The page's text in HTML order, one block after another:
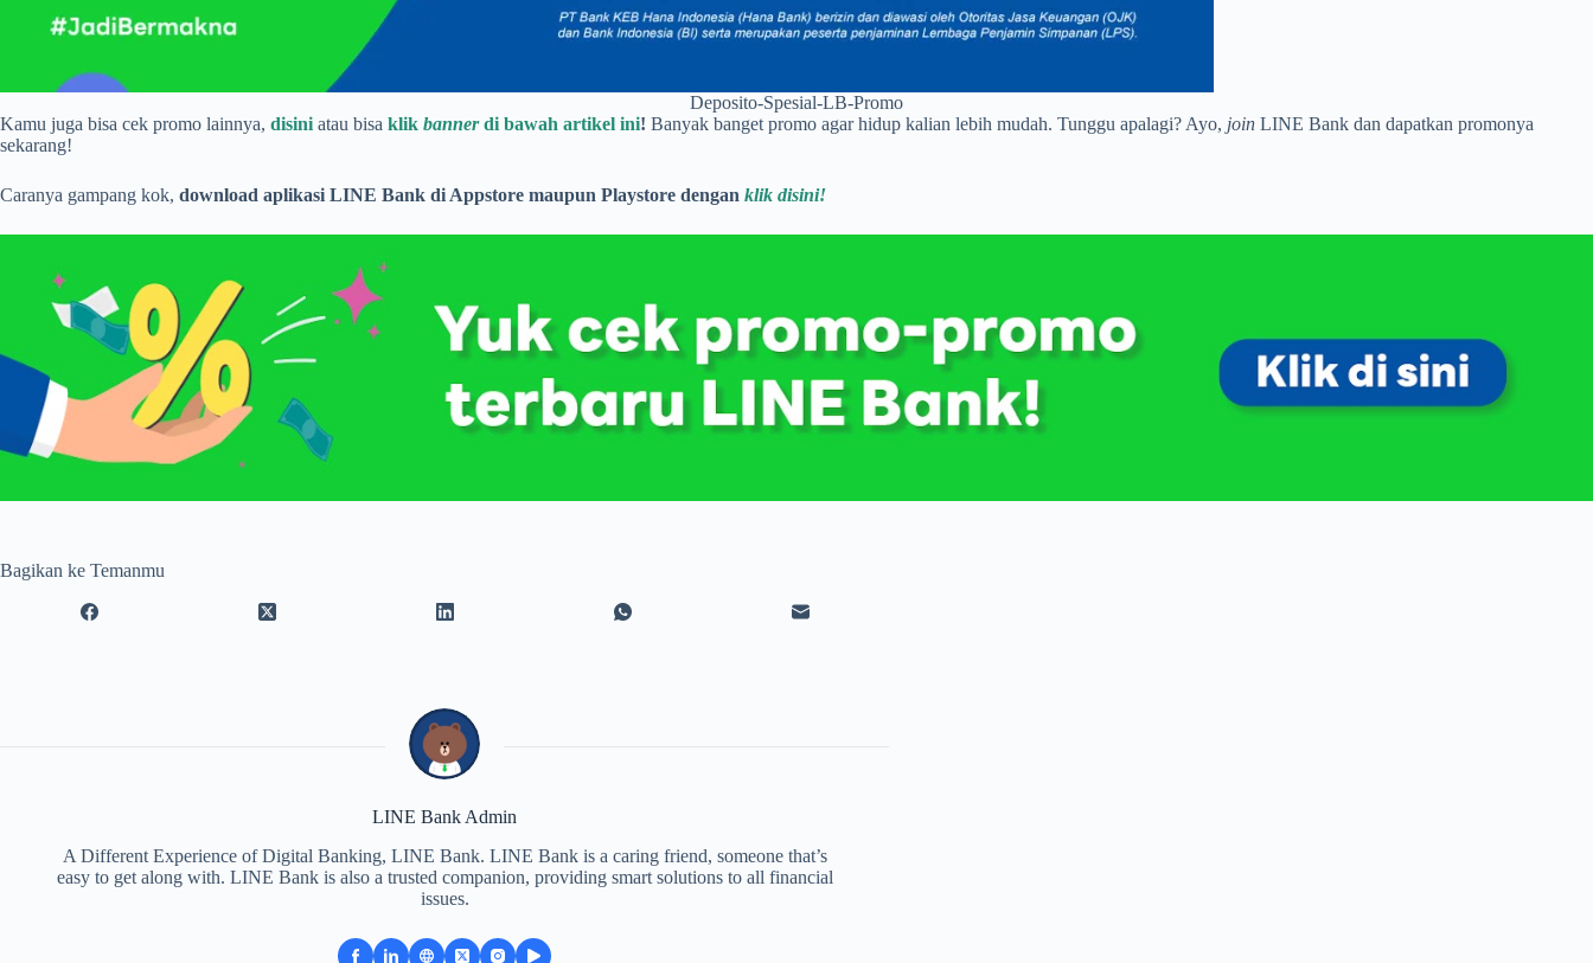
Deposito-Spesial-LB-Promo
Kamu juga bisa cek promo lainnya, disini atau bisa klik bannerdi bawah artikel ini! Banyak banget promo agar hidup kalian lebih mudah. Tunggu apalagi? Ayo, join LINE Bank dan dapatkan promonya
sekarang!
Caranya gampang kok, download aplikasi LINE Bank di Appstore maupun Playstore dengan klik disini!
Bagikan ke Temanmu
LINE Bank Admin
A Different Experience of Digital Banking, LINE Bank. LINE Bank is a caring friend, someone that’s
easy to get along with. LINE Bank is also a trusted companion, providing smart solutions to all financial
issues.